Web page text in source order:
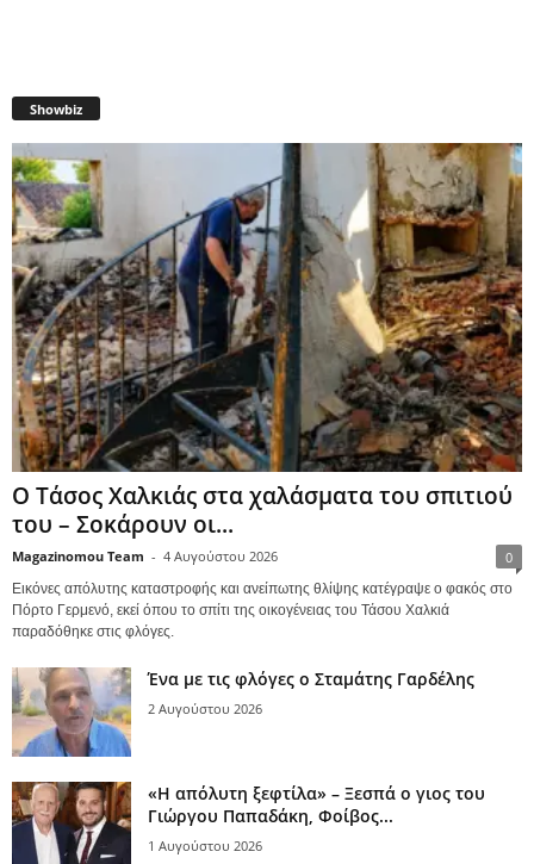
Showbiz
Ο Τάσος Χαλκιάς στα χαλάσματα του σπιτιού
του – Σοκάρουν οι...
Magazinomou Team - 4 Αυγούστου 2026 0
Εικόνες απόλυτης καταστροφής και ανείπωτης θλίψης κατέγραψε ο φακός στο
Πόρτο Γερμενό, εκεί όπου το σπίτι της οικογένειας του Τάσου Χαλκιά
παραδόθηκε στις φλόγες.
Ένα με τις φλόγες ο Σταμάτης Γαρδέλης
2 Αυγούστου 2026
«Η απόλυτη ξεφτίλα» – Ξεσπά ο γιος του
Γιώργου Παπαδάκη, Φοίβος...
1 Αυγούστου 2026